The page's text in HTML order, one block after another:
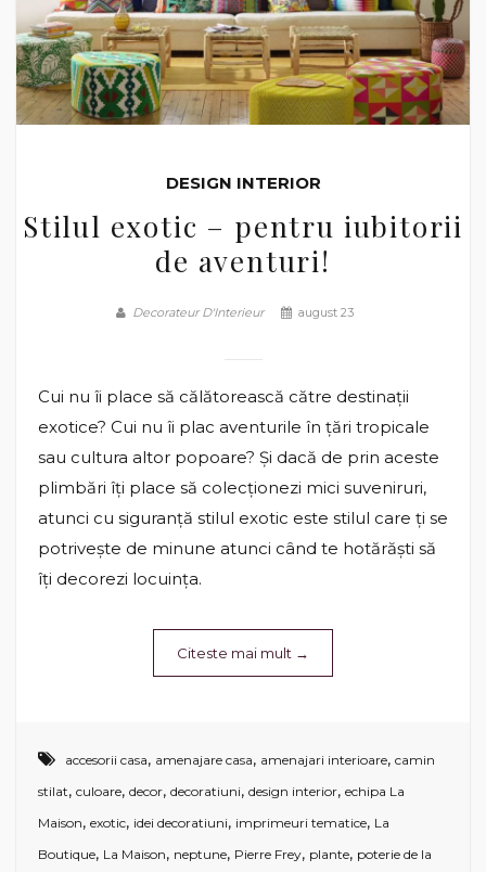
DESIGN INTERIOR
Stilul exotic – pentru iubitorii
de aventuri!
Decorateur D'Interieur august 23
Cui nu îi place să călătorească către destinații
exotice? Cui nu îi plac aventurile în țări tropicale
sau cultura altor popoare? Și dacă de prin aceste
plimbări îți place să colecționezi mici suveniruri,
atunci cu siguranță stilul exotic este stilul care ți se
potrivește de minune atunci când te hotărăști să
îți decorezi locuința.
Citeste mai mult →
accesorii casa, amenajare casa, amenajari interioare, camin
stilat, culoare, decor, decoratiuni, design interior, echipa La
Maison, exotic, idei decoratiuni, imprimeuri tematice, La
Boutique, La Maison, neptune, Pierre Frey, plante, poterie de la